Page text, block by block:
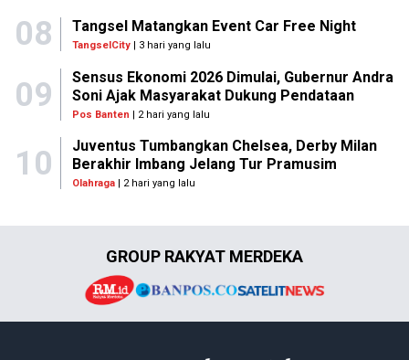
08 Tangsel Matangkan Event Car Free Night
TangselCity | 3 hari yang lalu
09
Sensus Ekonomi 2026 Dimulai, Gubernur Andra
Soni Ajak Masyarakat Dukung Pendataan
Pos Banten | 2 hari yang lalu
10
Juventus Tumbangkan Chelsea, Derby Milan
Berakhir Imbang Jelang Tur Pramusim
Olahraga| 2 hari yang lalu
GROUP RAKYAT MERDEKA